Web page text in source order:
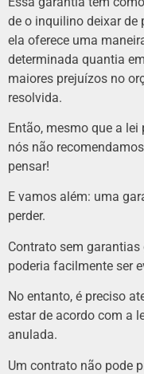
de o inquilino deixar de
ela oferece uma
determinada quantia
maiores prejuízos no
resolvida.
Então, mesmo que a
nós não
pensar!
E vamos além: uma
perder.
Contrato sem
poderia facilmente ser
No entanto, é preciso
estar de acordo com a
anulada.
Um contrato não pode